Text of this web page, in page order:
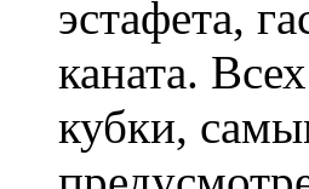
эстафета,
каната.
кубки,